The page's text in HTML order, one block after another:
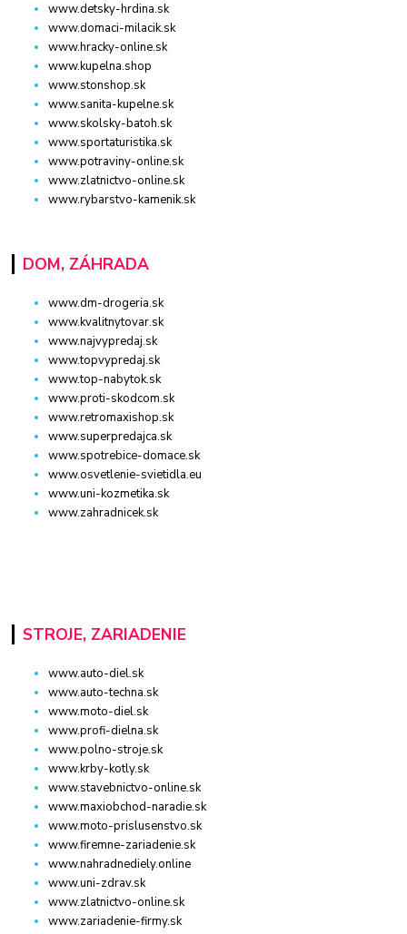
www.detsky-hrdina.sk
www.domaci-milacik.sk
www.hracky-online.sk
www.kupelna.shop
www.stonshop.sk
www.sanita-kupelne.sk
www.skolsky-batoh.sk
www.sportaturistika.sk
www.potraviny-online.sk
www.zlatnictvo-online.sk
www.rybarstvo-kamenik.sk
DOM, ZÁHRADA
www.dm-drogeria.sk
www.kvalitnytovar.sk
www.najvypredaj.sk
www.topvypredaj.sk
www.top-nabytok.sk
www.proti-skodcom.sk
www.retromaxishop.sk
www.superpredajca.sk
www.spotrebice-domace.sk
www.osvetlenie-svietidla.eu
www.uni-kozmetika.sk
www.zahradnicek.sk
STROJE, ZARIADENIE
www.auto-diel.sk
www.auto-techna.sk
www.moto-diel.sk
www.profi-dielna.sk
www.polno-stroje.sk
www.krby-kotly.sk
www.stavebnictvo-online.sk
www.maxiobchod-naradie.sk
www.moto-prislusenstvo.sk
www.firemne-zariadenie.sk
www.nahradnediely.online
www.uni-zdrav.sk
www.zlatnictvo-online.sk
www.zariadenie-firmy.sk